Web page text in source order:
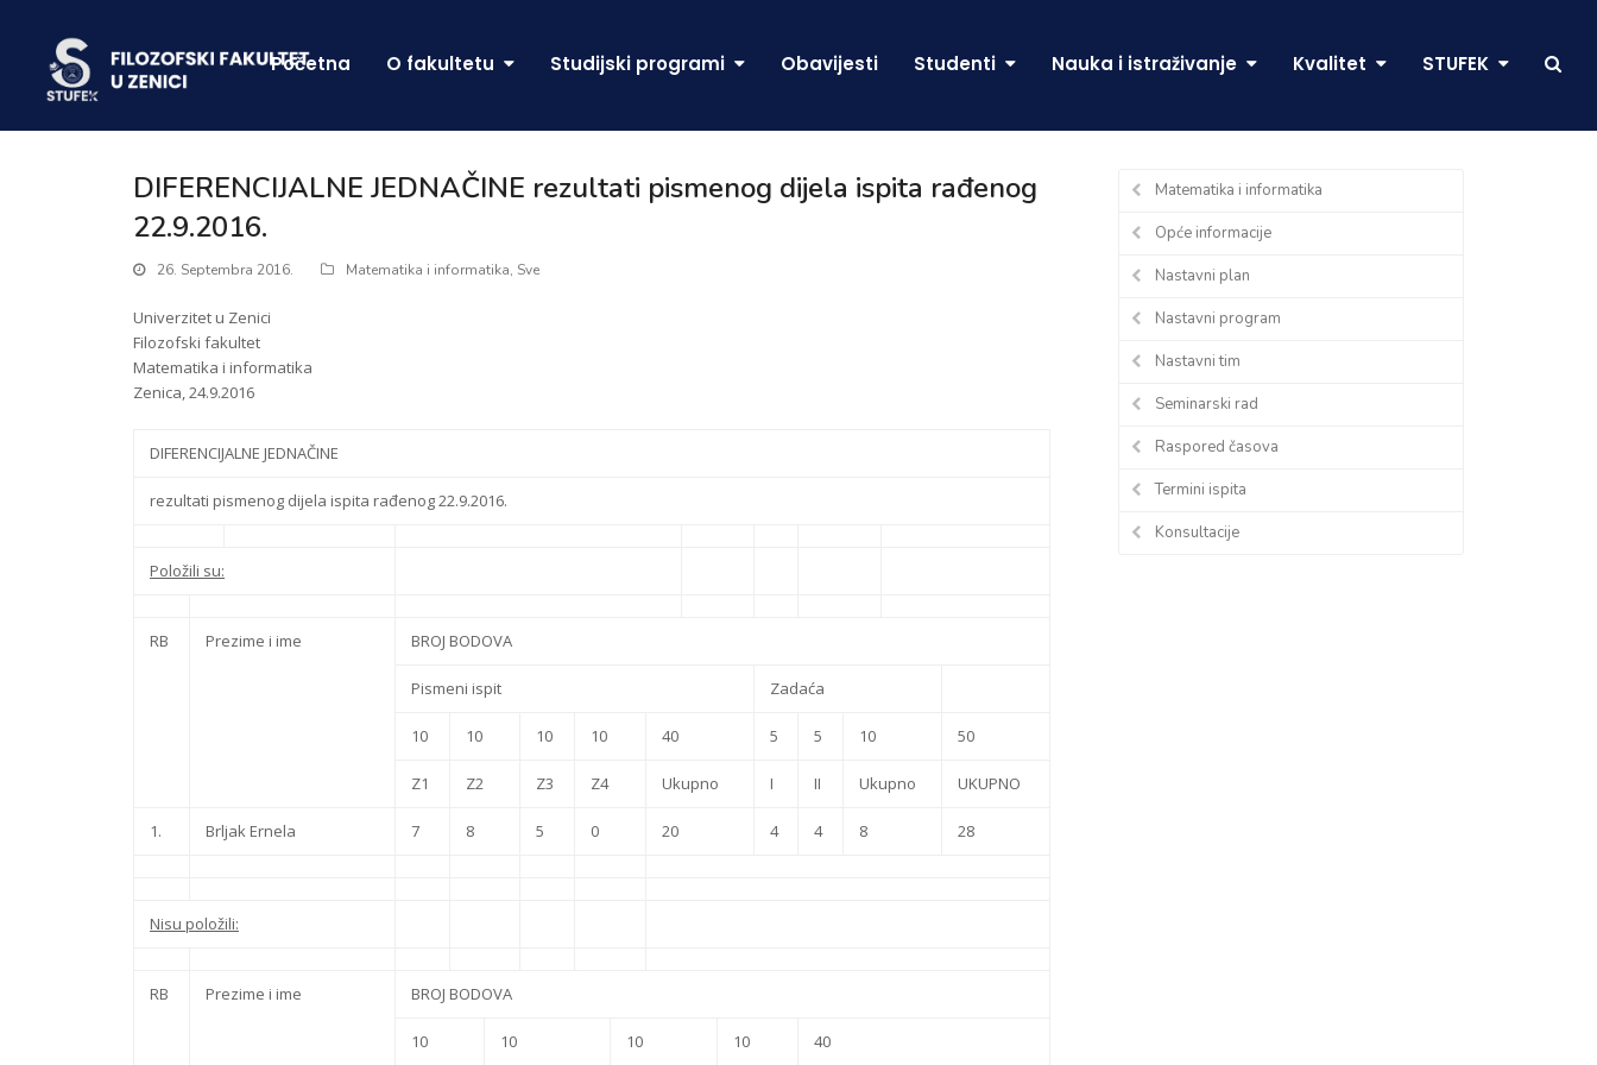
Početna O fakultetu Studijski programi Obavijesti Studenti Nauka i istraživanje Kvalitet STUFEK
DIFERENCIJALNE JEDNAČINE rezultati pismenog dijela ispita rađenog
22.9.2016.
26. Septembra 2016. Matematika i informatika, Sve
Univerzitet u Zenici
Filozofski fakultet
Matematika i informatika
Zenica, 24.9.2016
DIFERENCIJALNE JEDNAČINE
rezultati pismenog dijela ispita rađenog 22.9.2016.
Položili su:
RB Prezime i ime BROJ BODOVA
Pismeni ispit Zadaća
10 10 10 10 40 5 5 10 50
Z1 Z2 Z3 Z4 Ukupno I II Ukupno UKUPNO
1. Brljak Ernela 7 8 5 0 20 4 4 8 28
Nisu položili:
RB Prezime i ime BROJ BODOVA
10 10 10 10 40
Matematika i informatika
Opće informacije
Nastavni plan
Nastavni program
Nastavni tim
Seminarski rad
Raspored časova
Termini ispita
Konsultacije